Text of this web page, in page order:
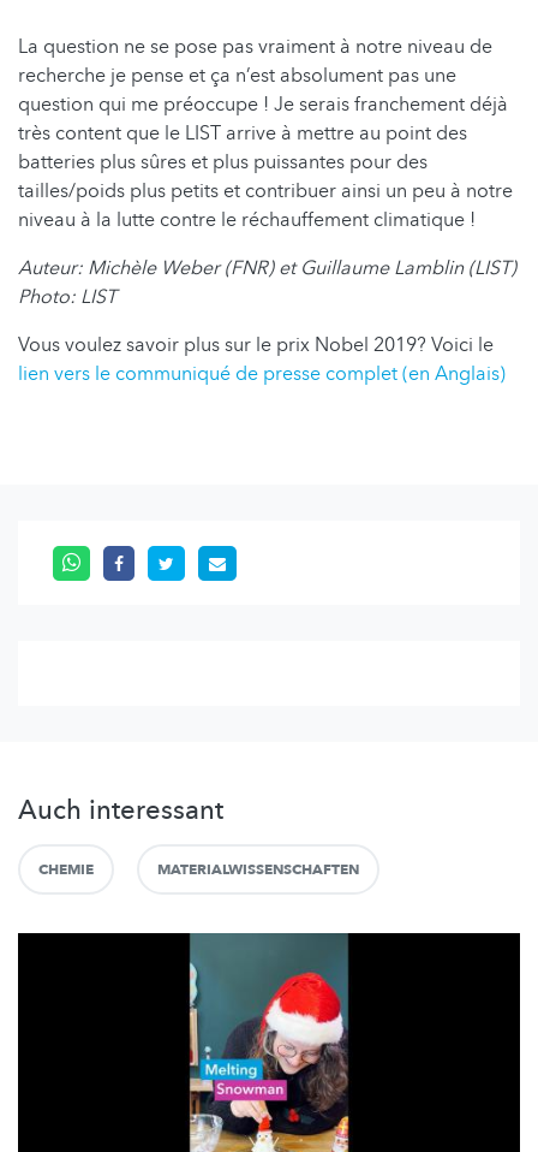
La question ne se pose pas vraiment à notre niveau de
recherche je pense et ça n’est absolument pas une
question qui me préoccupe ! Je serais franchement déjà
très content que le LIST arrive à mettre au point des
batteries plus sûres et plus puissantes pour des
tailles/poids plus petits et contribuer ainsi un peu à notre
niveau à la lutte contre le réchauffement climatique !
Auteur: Michèle Weber (FNR) et Guillaume Lamblin (LIST)
Photo: LIST
Vous voulez savoir plus sur le prix Nobel 2019? Voici le
lien vers le communiqué de presse complet (en Anglais)
Auch interessant
CHEMIE MATERIALWISSENSCHAFTEN